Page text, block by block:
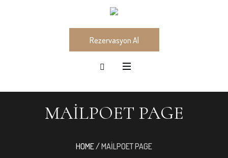
Rezervasyon Al
MAILPOET PAGE
HOME/MAILPOET PAGE